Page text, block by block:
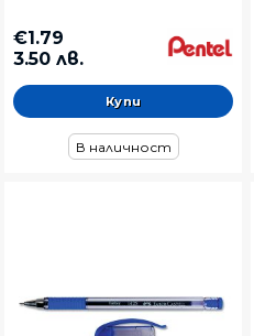
€1.79
3.50 лв.
В наличност